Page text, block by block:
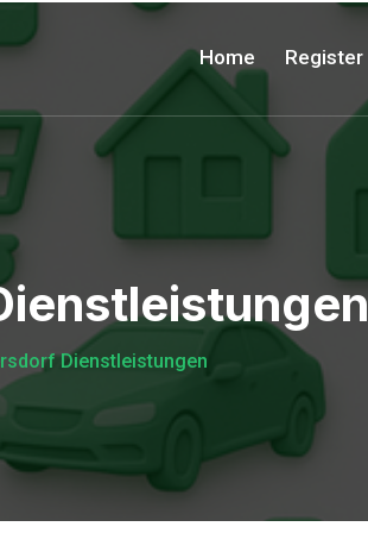
Home Register
Dienstleistungen